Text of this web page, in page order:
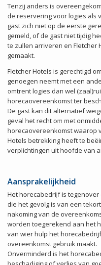
Tenzij anders is
de reservering voor logies als
gast zich niet op de eerste
gemeld, of de gast niet tijdig
te zullen arriveren en
gemaakt.
Fletcher Hotels is gerechtigd
genoegen neemt met een
omtrent logies dan wel
horecaovereenkomst ter
De gast kan dit alternatief
geval het recht om met
horecaovereenkomst waarop
Hotels betrekking heeft te
verplichtingen uit hoofde van
Aansprakelijkheid
Het horecabedrijf is
die het gevolg is van een
nakoming van de
worden toegerekend aan het
van wier hulp het
overeenkomst gebruik maakt.
Onverminderd is het